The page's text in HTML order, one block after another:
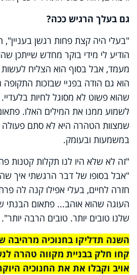
גם בעלך הרגיש ככה?
"בעלי היה קצת פחות רגשן בעניין",
הודיע לי מידי בוקר מחדש שייתכן
מעמד, אבל בסוף הוא הצליח לעשות
הוא גם הודה בפניי שבזכות
שהוא פשוט לא מסוגל לחיות
לשמוע ממנו את המילים האלו.
שמצוות הטהרה היא לא סתם
במשמעות ובעומק.
"זה לא שלא היו לנו תקלות קטנות
"אבל בסופו של דבר הרגשתי איך
חזרה לחיים, בעלי אפילו קנה לה
העוגה שהוא אוהב... פתאום הבנתי
שלנו טובים יותר. טובים הרבה יותר".
השנה תדליקו בחנוכיה מרהיבה
קחו חלק בבניית מקווה טהרה
אויב וקבלו את את החנוכיה